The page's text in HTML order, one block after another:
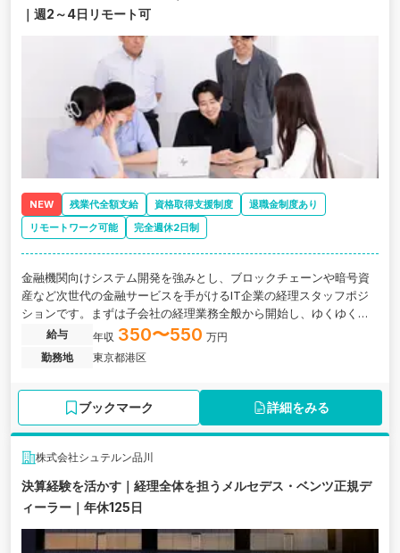
｜週2～4日リモート可
NEW 残業代全額支給 資格取得支援制度
退職金制度あり
リモートワーク可能
完全週休2日制
金融機関向けシステム開発を強みとし、ブロックチェーンや暗号資
産など次世代の金融サービスを手がけるIT企業の経理スタッフポジ
ションです。まずは子会社の経理業務全般から開始し、ゆくゆくは
連結決算業務など上場企業ならではの業務にも携わっていただきま
す。
給与 年収 350〜550 万円
勤務地
東京都港区
ブックマーク 詳細をみる
株式会社シュテルン品川
決算経験を活かす｜経理全体を担うメルセデス・ベンツ正規デ
ィーラー｜年休125日